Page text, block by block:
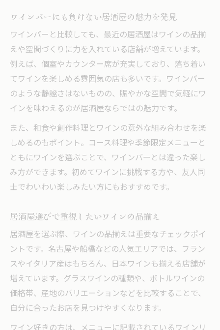
ワインバーにも負けない居酒屋の魅力を発見
ワインバーと比較しても、最近の居酒屋はワインの品揃
えや空間づくりに力を入れている店舗が増えています。
例えば、個室やカウンター席が充実しており、落ち着い
てワインを楽しめる雰囲気の店も多いです。ワインバー
のような静謐さはないものの、賑やかな空間で気軽にワ
インを味わえるのが居酒屋ならではの魅力です。
また、和食や創作料理とワインの意外な組み合わせを楽
しめるのもポイント。コース料理や季節限定メニューと
ともにワインを選ぶことで、ワインバーとは違った楽し
み方ができます。初めてワインに挑戦する方や、友人同
士でわいわい楽しみたい方にもおすすめです。
居酒屋選びで重視したいワインの品揃え
居酒屋を選ぶ際、ワインの品揃えは重要なチェックポイ
ントです。名古屋や船橋などの人気エリアでは、フラン
スやイタリア産はもちろん、日本ワインも揃える店舗が
増えています。グラスワインの種類や、ボトルワインの
価格帯、産地のバリエーションなどを比較することで、
自分に合ったお店を見つけやすくなります。